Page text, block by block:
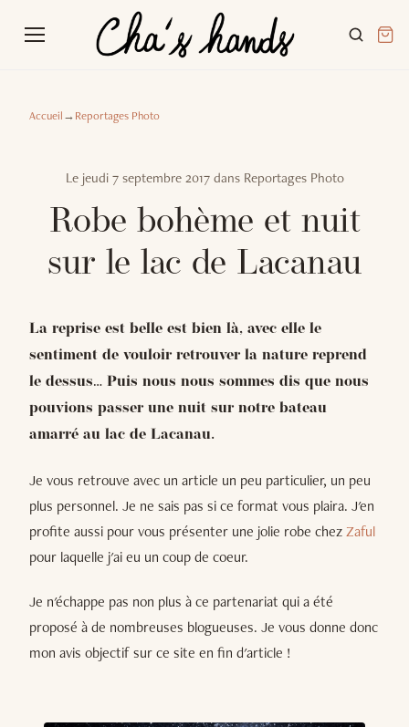
Accueil→Reportages Photo
Le jeudi 7 septembre 2017dans Reportages Photo
Robe bohème et nuit
sur le lac de Lacanau
La reprise est belle est bien là, avec elle le
sentiment de vouloir retrouver la nature reprend
le dessus… Puis nous nous sommes dis que nous
pouvions passer une nuit sur notre bateau
amarré au lac de Lacanau.
Je vous retrouve avec un article un peu particulier, un peu
plus personnel. Je ne sais pas si ce format vous plaira. J'en
profite aussi pour vous présenter une jolie robe chezZaful
pour laquelle j'ai eu un coup de coeur.
Je n'échappe pas non plus à ce partenariat qui a été
proposé à de nombreuses blogueuses. Je vous donne donc
mon avis objectif sur ce site en fin d'article !